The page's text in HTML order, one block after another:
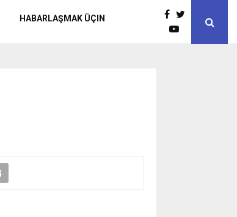
HABARLAŞMAK ÜÇIN